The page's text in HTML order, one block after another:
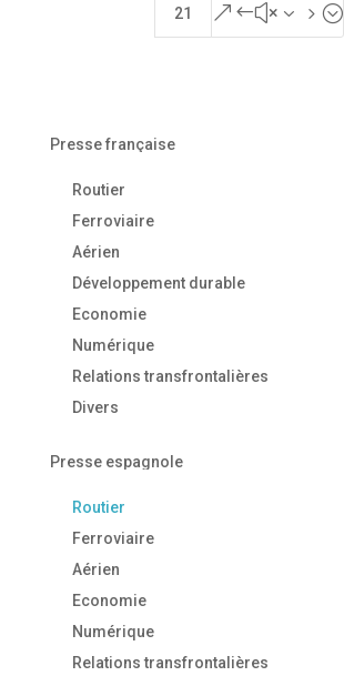
21 &#x35;
Presse française
Routier
Ferroviaire
Aérien
Développement durable
Economie
Numérique
Relations transfrontalières
Divers
Presse espagnole
Routier
Ferroviaire
Aérien
Economie
Numérique
Relations transfrontalières